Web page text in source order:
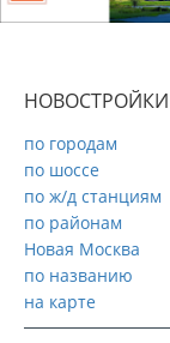
НОВОСТРОЙКИ
по городам
по шоссе
по ж/д станциям
по районам
Новая Москва
по названию
на карте